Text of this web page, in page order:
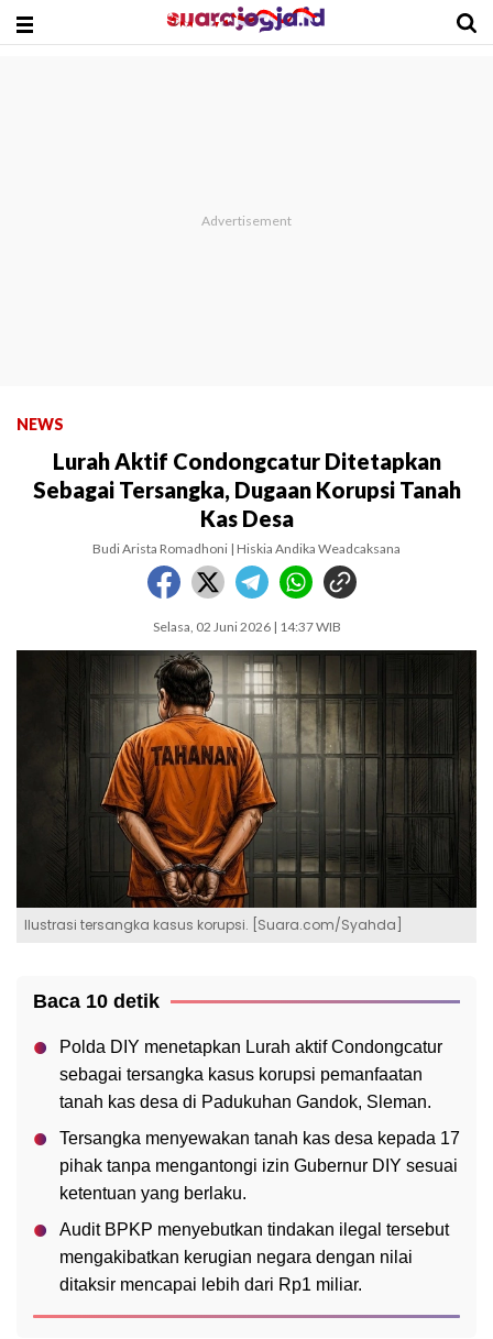
NEWS
Lurah Aktif Condongcatur Ditetapkan
Sebagai Tersangka, Dugaan Korupsi Tanah
Kas Desa
Budi Arista Romadhoni | Hiskia Andika Weadcaksana
Selasa, 02 Juni 2026 | 14:37 WIB
Ilustrasi tersangka kasus korupsi. [Suara.com/Syahda]
Baca 10 detik
Polda DIY menetapkan Lurah aktif Condongcatur
sebagai tersangka kasus korupsi pemanfaatan
tanah kas desa di Padukuhan Gandok, Sleman.
Tersangka menyewakan tanah kas desa kepada 17
pihak tanpa mengantongi izin Gubernur DIY sesuai
ketentuan yang berlaku.
Audit BPKP menyebutkan tindakan ilegal tersebut
mengakibatkan kerugian negara dengan nilai
ditaksir mencapai lebih dari Rp1 miliar.